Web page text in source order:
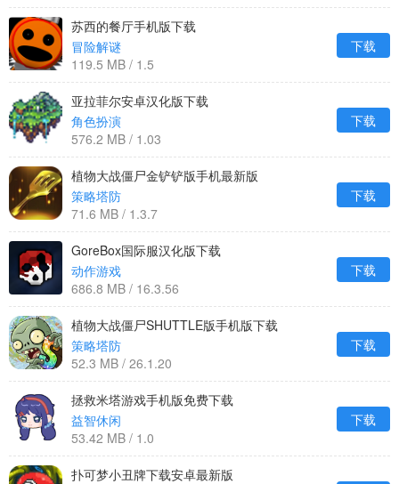
苏西的餐厅手机版下载
冒险解谜
119.5 MB / 1.5
下载
亚拉菲尔安卓汉化版下载
角色扮演
576.2 MB / 1.03
下载
植物大战僵尸金铲铲版手机最新版
策略塔防
71.6 MB / 1.3.7
下载
GoreBox国际服汉化版下载
动作游戏
686.8 MB / 16.3.56
下载
植物大战僵尸SHUTTLE版手机版下载
策略塔防
52.3 MB / 26.1.20
下载
拯救米塔游戏手机版免费下载
益智休闲
53.42 MB / 1.0
下载
扑可梦小丑牌下载安卓最新版